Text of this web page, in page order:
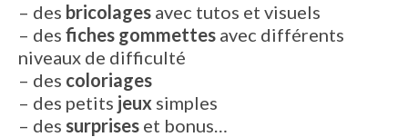
– des bricolages avec tutos et visuels
– des fiches gommettes avec différents
niveaux de difficulté
– des coloriages
– des petits jeux simples
– des surprises et bonus…